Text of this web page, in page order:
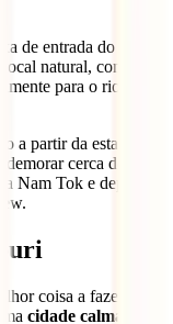
de entrada do
natural, com uma
para o rio
a partir da estação de
cerca de 2
Nam Tok e depois
coisa a fazer em
cidade calma e